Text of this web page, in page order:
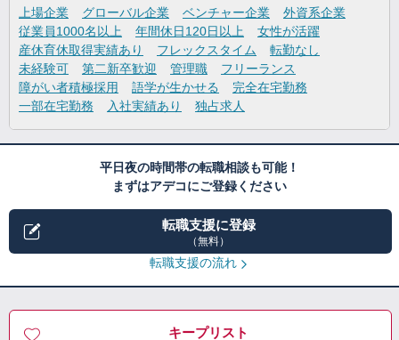
上場企業 グローバル企業 ベンチャー企業
外資系企業
従業員1000名以上
年間休日120日以上
女性が活躍
産休育休取得実績あり
フレックスタイム
転勤なし
未経験可
第二新卒歓迎 管理職
フリーランス
障がい者積極採用
語学が生かせる
完全在宅勤務
一部在宅勤務
入社実績あり 独占求人
平日夜の時間帯の転職相談も可能！
まずはアデコにご登録ください
転職支援に登録
（無料）
転職支援の流れ
キープリスト